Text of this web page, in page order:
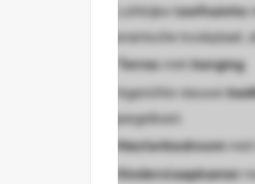
Lichtrijkeleefruimte
keramische
Terrasmetberging
Ingerichte nieuwe
spiegelkast.
Masterbedroommet
Kinderslaapkamer